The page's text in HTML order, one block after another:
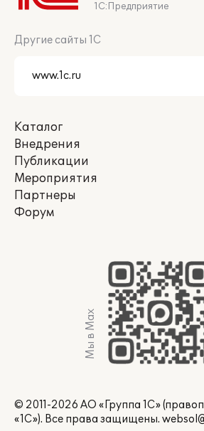
1С:Предприятие
Другие сайты 1С
Каталог
Внедрения
Публикации
Мероприятия
Партнеры
Форум
Мы в Max
© 2011-2026 АО «Группа 1С»
«1С»). Все права защищены.